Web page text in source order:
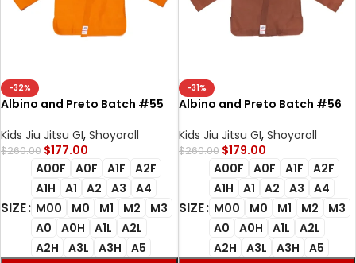
-32%
Albino and Preto Batch #55
Kids Jiu Jitsu GI, Shoyoroll
$260.00 $177.00
SIZE
A00F A0F A1F
A2F
A1H
A1 A2 A3
A4
M00
M0 M1 M2
M3
A0
A0H A1L
A2L
A2H
A3L A3H A5
-31%
Albino and Preto Batch #56
Kids Jiu Jitsu GI, Shoyoroll
$260.00 $179.00
SIZE
A00F A0F A1F
A2F
A1H
A1 A2 A3
A4
M00
M0 M1 M2
M3
A0
A0H A1L
A2L
A2H
A3L A3H A5